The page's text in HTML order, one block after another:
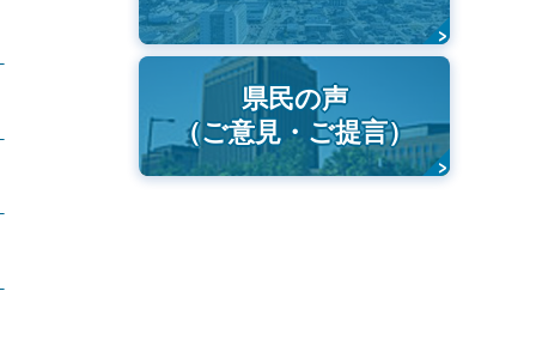
県民の声
（ご意見・ご提言）